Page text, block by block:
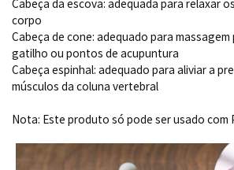
corpo
Cabeça de cone: adequado para
gatilho ou pontos de acupuntura
Cabeça espinhal: adequado para aliviar a
músculos da coluna vertebral
Nota: Este produto só pode ser usado com